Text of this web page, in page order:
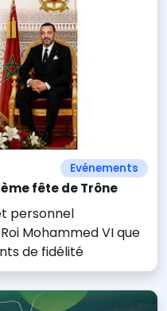
Evénements
fête de Trône
personnel
Mohammed VI que
de fidélité